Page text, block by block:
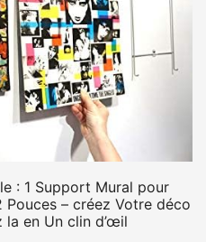
: 1 Support Mural pour
– créez Votre déco
la en Un clin d’œil